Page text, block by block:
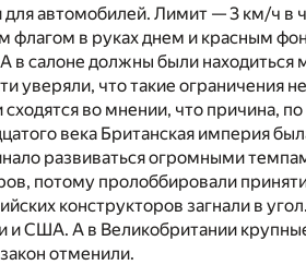
для автомобилей. Лимит — 3 км/ч в
флагом в руках днем и красным
в салоне должны были
уверяли, что такие ограничения
сходятся во мнении, что причина,
века Британская империя
развиваться огромными
потому пролоббировали
конструкторов загнали в
и США. А в Великобритании крупные
отменили.